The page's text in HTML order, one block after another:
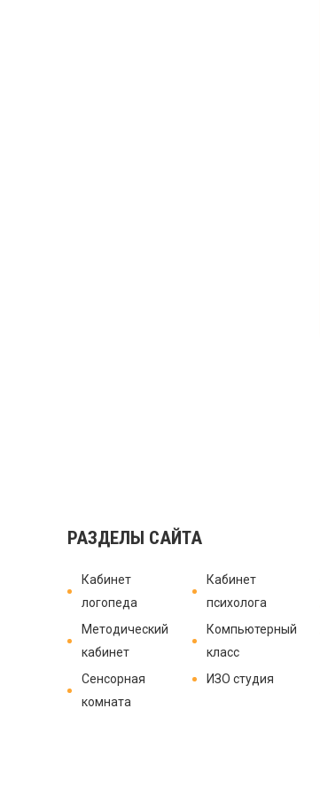
РАЗДЕЛЫ САЙТА
Кабинет
логопеда
Кабинет
психолога
Методический
кабинет
Компьютерный
класс
Сенсорная
комната
ИЗО студия